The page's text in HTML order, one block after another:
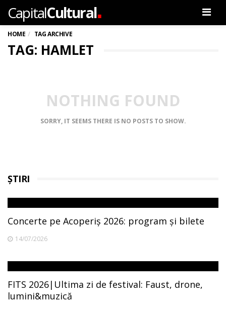
CapitalCultural
HOME TAG ARCHIVE
TAG: HAMLET
NOTHING FOUND
SORRY, IT SEEMS THERE IS NO POSTS TO SHOW.
ȘTIRI
Concerte pe Acoperiș 2026: program și bilete
14/07/2026
FITS 2026|Ultima zi de festival: Faust, drone,
lumini&muzică